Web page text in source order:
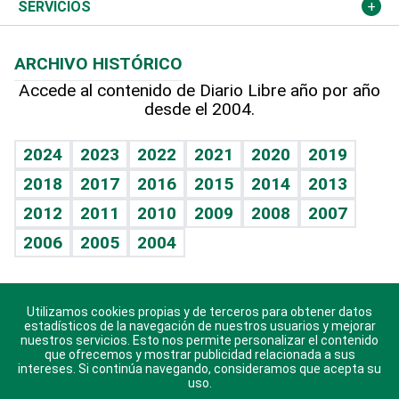
Hablando con el pediatra
Vida y familia
Eñe
Celebrando la vida
Sin complejos
En pocas palabras
Escuchando al corazón
Economía Personal
Más deportes
Línea de hit
TBT Deportivo
Columnistas
Cambio climático
Opinión
Hecho en casa
Guía del dinero
SERVICIOS
Cumpleaños
Horóscopos
Crucigramas
ARCHIVO HISTÓRICO
Accede al contenido de Diario Libre año por año
desde el 2004.
2024 2023 2022 2021 2020
2019
2018
2017 2016 2015 2014
2013
2012
2011 2010 2009 2008
2007
2006
2005 2004
Descarga nuestras aplicaciones para Android, iOS y
sistema Huawei.
Utilizamos cookies propias y de terceros para obtener datos
estadísticos de la navegación de nuestros usuarios y mejorar
nuestros servicios. Esto nos permite personalizar el contenido
que ofrecemos y mostrar publicidad relacionada a sus
intereses. Si continúa navegando, consideramos que acepta su
uso.